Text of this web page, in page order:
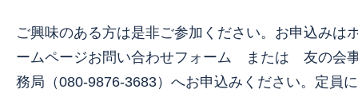
ご興味のある方は是非ご参加ください。お申込みは
ームページお問い合わせフォーム または 友の会
務局（080-9876-3683）へお申込みください。定員に